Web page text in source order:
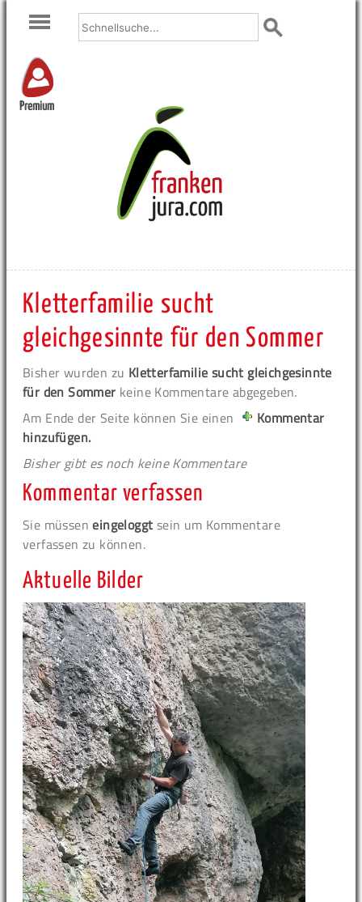
Premium
Kletterfamilie sucht
gleichgesinnte für den Sommer
Bisher wurden zu Kletterfamilie sucht gleichgesinnte
für den Sommer keine Kommentare abgegeben.
Am Ende der Seite können Sie einen
Kommentar
hinzufügen.
Bisher gibt es noch keine Kommentare
Kommentar verfassen
Sie müsseneingeloggt sein um Kommentare
verfassen zu können.
Aktuelle Bilder